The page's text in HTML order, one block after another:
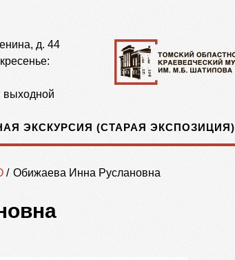
ЭКСКУРСИЯ (СТАРАЯ ЭКСПОЗИЦИЯ)
д. 44
выходной
/ Обижаева Инна Руслановна